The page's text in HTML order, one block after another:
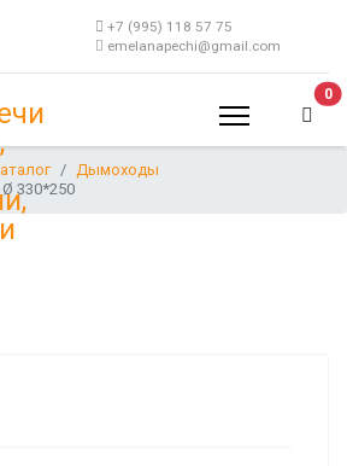
+7 (995) 118 57 75
emelanapechi@gmail.com
0В
Дымоходы
330*250